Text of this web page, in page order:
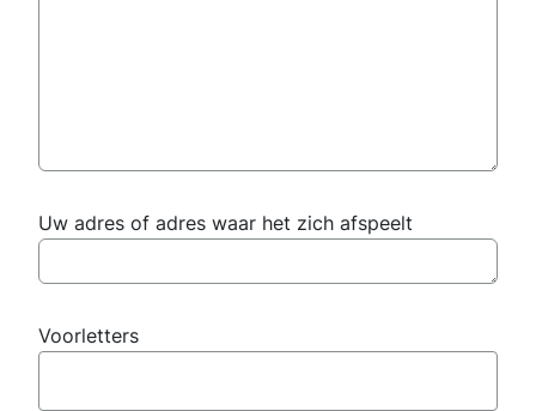
Uw adres of adres waar het zich afspeelt
Voorletters